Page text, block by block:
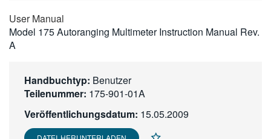
简体中文
日本語
繁體中文
User Manual
Model 175 Autoranging Multimeter Instruction Manual Rev.
A
Handbuchtyp: Benutzer
Teilenummer: 175-901-01A
Veröffentlichungsdatum: 15.05.2009